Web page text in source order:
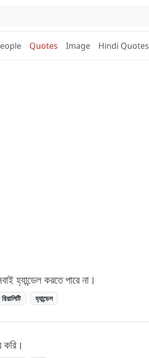
Quotes Image Hindi Quotes
হ্যান্ডেল করতে পারে না।
রিয়ালিটি হ্যান্ডেল
করি।